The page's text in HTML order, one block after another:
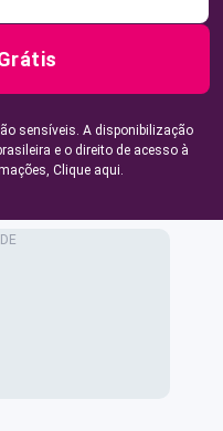
sensíveis. A disponibilização
e o direito de acesso à
Clique aqui.